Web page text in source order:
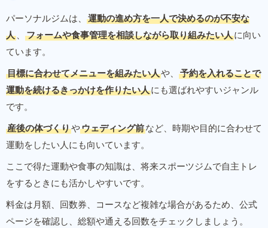
パーソナルジムは、
運動の進め方を一人で決めるのが不安な
人 、 フォームや食事管理を相談しながら取り組みたい人に向い
ています。
目標に合わせてメニューを組みたい人や、
予約を入れることで
運動を続けるきっかけを作りたい人にも選ばれやすいジャンル
です。
産後の体づくりやウェディング前など、時期や目的に合わせて
運動をしたい人にも向いています。
ここで得た運動や食事の知識は、将来スポーツジムで自主トレ
をするときにも活かしやすいです。
料金は月額、回数券、コースなど複雑な場合があるため、公式
ページを確認し、総額や通える回数をチェックしましょう。